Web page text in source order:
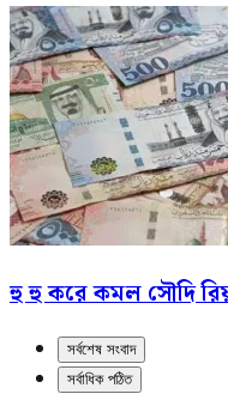
হু হু করে কমল সৌদি
সর্বশেষ সংবাদ
সর্বাধিক পঠিত